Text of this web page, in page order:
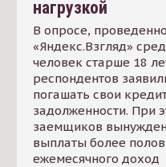
нагрузкой
В опросе,
«Яндекс.Взгляд»
человек старше 18
респондентов
погашать свои
задолженности. При
заемщиков
выплаты более
ежемесячного доход